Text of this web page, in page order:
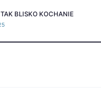
BLISKO KOCHANIE